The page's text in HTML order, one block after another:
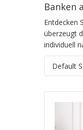
Banken
Entdecken
überzeugt
individuell